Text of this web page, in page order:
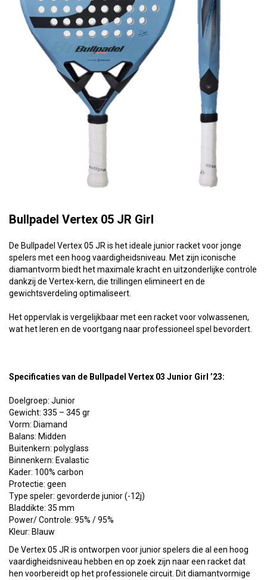
Bullpadel Vertex 05 JR Girl
De Bullpadel Vertex 05 JR is het ideale junior racket voor jonge
spelers met een hoog vaardigheidsniveau. Met zijn iconische
diamantvorm biedt het maximale kracht en uitzonderlijke controle
dankzij de Vertex-kern, die trillingen elimineert en de
gewichtsverdeling optimaliseert.
Het oppervlak is vergelijkbaar met een racket voor volwassenen,
wat het leren en de voortgang naar professioneel spel bevordert.
Specificaties van de Bullpadel Vertex 03 Junior Girl ’23:
Doelgroep: Junior
Gewicht: 335 – 345 gr
Vorm: Diamand
Balans: Midden
Buitenkern: polyglass
Binnenkern: Evalastic
Kader: 100% carbon
Protectie: geen
Type speler: gevorderde junior (-12j)
Bladdikte: 35 mm
Power/ Controle: 95% / 95%
Kleur: Blauw
De Vertex 05 JR is ontworpen voor junior spelers die al een hoog
vaardigheidsniveau hebben en op zoek zijn naar een racket dat
hen voorbereidt op het professionele circuit. Dit diamantvormige